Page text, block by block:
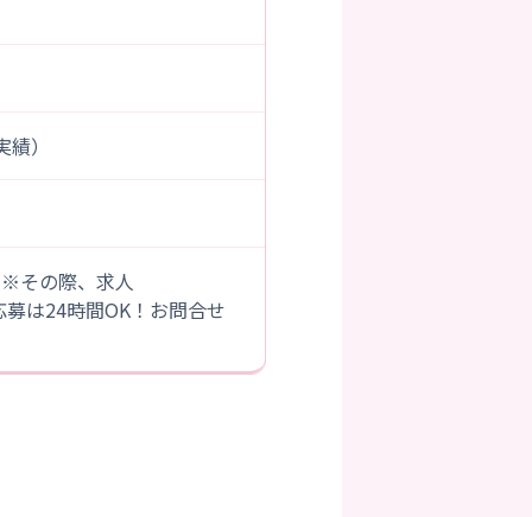
）
その際、求人
は24時間OK！お問合せ